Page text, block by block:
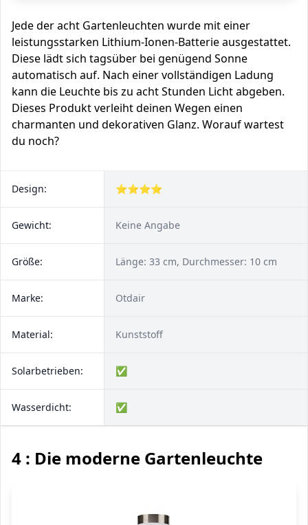
Jede der acht Gartenleuchten wurde mit einer
leistungsstarken Lithium-Ionen-Batterie ausgestattet.
Diese lädt sich tagsüber bei genügend Sonne
automatisch auf. Nach einer vollständigen Ladung
kann die Leuchte bis zu acht Stunden Licht abgeben.
Dieses Produkt verleiht deinen Wegen einen
charmanten und dekorativen Glanz. Worauf wartest
du noch?
Design: ⭐⭐⭐⭐
Gewicht: Keine Angabe
Größe: Länge: 33 cm, Durchmesser: 10 cm
Marke: Otdair
Material: Kunststoff
Solarbetrieben: ✅
Wasserdicht: ✅
4 : Die moderne Gartenleuchte